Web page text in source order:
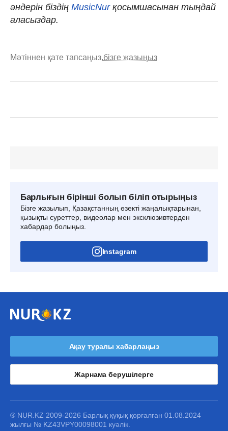
әндерін біздің MusicNurқосымшасынан тыңдай
аласыздар.
Мәтіннен қате тапсаңыз,бізге жазыңыз
Барлығын бірінші болып біліп отырыңыз
Бізге жазылып, Қазақстанның өзекті жаңалықтарынан,
қызықты суреттер, видеолар мен эксклюзивтерден
хабардар болыңыз.
Instagram
Ақау туралы хабарлаңыз
Жарнама берушілерге
® NUR.KZ 2009-2026 Барлық құқық қорғалған 01.08.2024
жылғы № KZ43VPY00098001 куәлік.